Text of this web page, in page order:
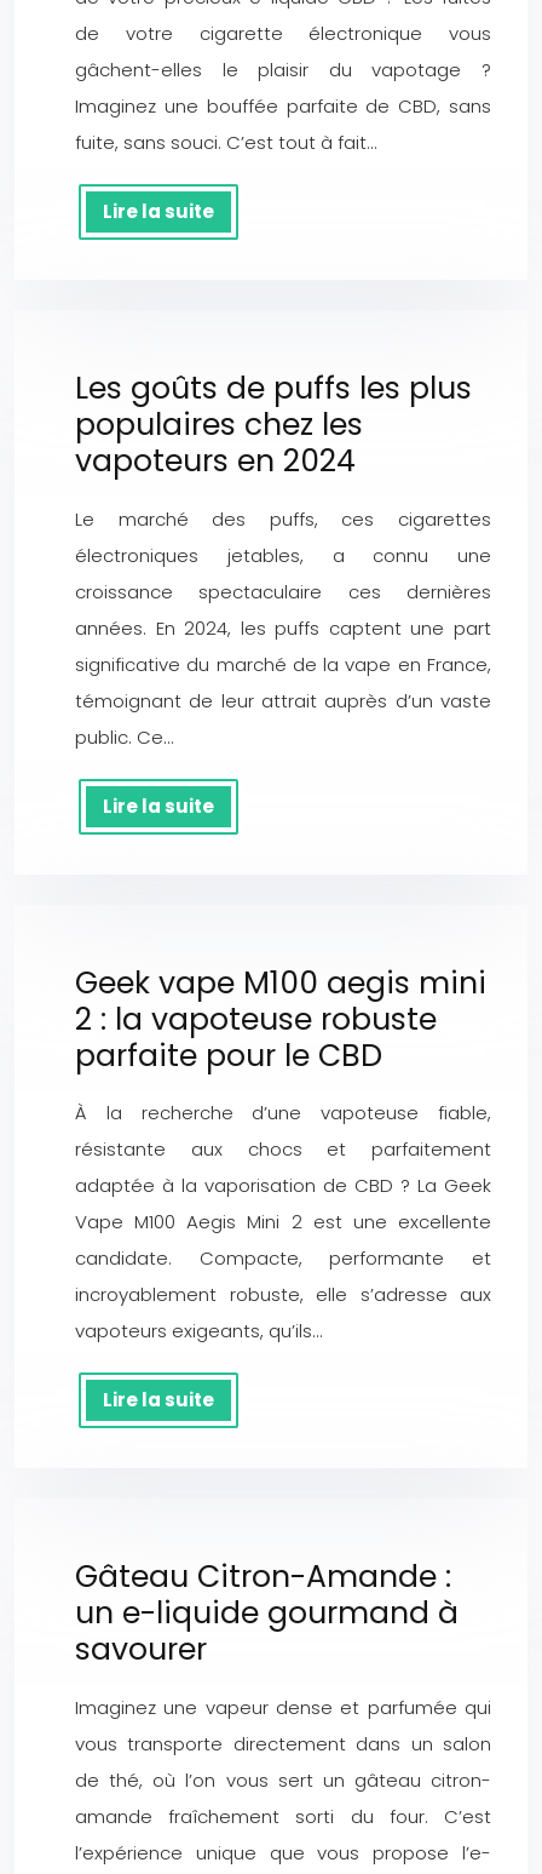
de votre cigarette électronique vous
gâchent-elles le plaisir du vapotage ?
Imaginez une bouffée parfaite de CBD, sans
fuite, sans souci. C’est tout à fait…
Lire la suite
Les goûts de puffs les plus
populaires chez les
vapoteurs en 2024
Le marché des puffs, ces cigarettes
électroniques jetables, a connu une
croissance spectaculaire ces dernières
années. En 2024, les puffs captent une part
significative du marché de la vape en France,
témoignant de leur attrait auprès d’un vaste
public. Ce…
Lire la suite
Geek vape M100 aegis mini
2 : la vapoteuse robuste
parfaite pour le CBD
À la recherche d’une vapoteuse fiable,
résistante aux chocs et parfaitement
adaptée à la vaporisation de CBD ? La Geek
Vape M100 Aegis Mini 2 est une excellente
candidate. Compacte, performante et
incroyablement robuste, elle s’adresse aux
vapoteurs exigeants, qu’ils…
Lire la suite
Gâteau Citron-Amande :
un e-liquide gourmand à
savourer
Imaginez une vapeur dense et parfumée qui
vous transporte directement dans un salon
de thé, où l’on vous sert un gâteau citron-
amande fraîchement sorti du four. C’est
l’expérience unique que vous propose l’e-